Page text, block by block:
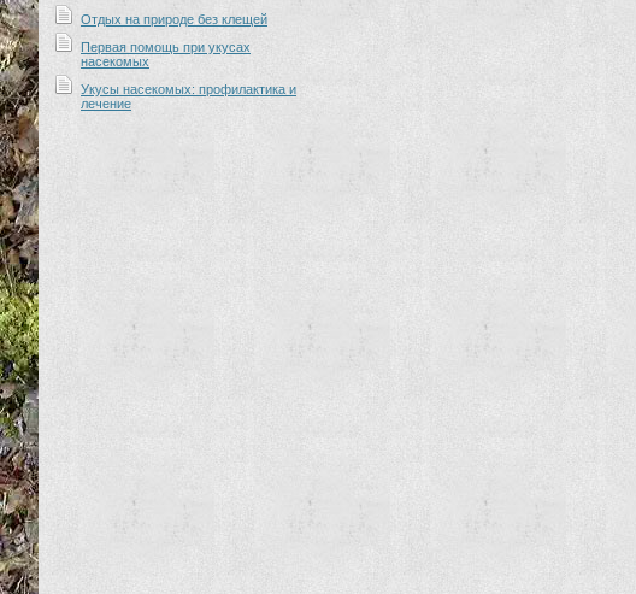
Отдых на природе без клещей
Первая помощь при укусах
насекомых
Укусы насекомых: профилактика и
лечение